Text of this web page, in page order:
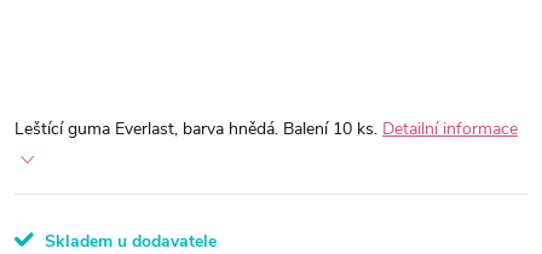
Leštící guma Everlast, barva hnědá. Balení 10 ks. Detailní informace
Skladem u dodavatele